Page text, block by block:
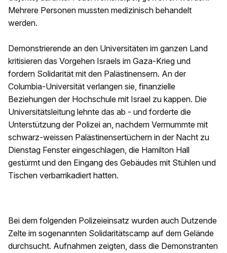
Mehrere Personen mussten medizinisch behandelt
werden.
Demonstrierende an den Universitäten im ganzen Land
kritisieren das Vorgehen Israels im Gaza-Krieg und
fordern Solidarität mit den Palästinensern. An der
Columbia-Universität verlangen sie, finanzielle
Beziehungen der Hochschule mit Israel zu kappen. Die
Universitätsleitung lehnte das ab - und forderte die
Unterstützung der Polizei an, nachdem Vermummte mit
schwarz-weissen Palästinensertüchern in der Nacht zu
Dienstag Fenster eingeschlagen, die Hamilton Hall
gestürmt und den Eingang des Gebäudes mit Stühlen und
Tischen verbarrikadiert hatten.
Bei dem folgenden Polizeieinsatz wurden auch Dutzende
Zelte im sogenannten Solidaritätscamp auf dem Gelände
durchsucht. Aufnahmen zeigten, dass die Demonstranten